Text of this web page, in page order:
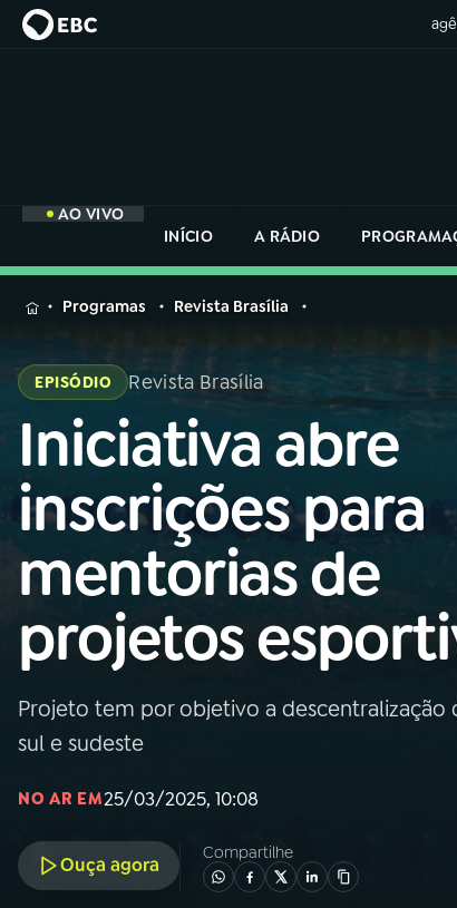
AO VIVO
INÍCIO
A RÁDIO
MENU
Buscar
na
Rádio
Nacional
Buscar
AO VIVO
01INÍCIO
02A RÁDIO
03PROGRAMAÇÃO
05 PODCASTS
na
Rádio
Nacional
Programas Revista Brasília
EPISÓDIO Revista Brasília
Iniciativa abre
inscrições para
mentorias de
projetos
Projeto tem por objetivo a
sul e sudeste
NO AR EM25/03/2025, 10:08
Ouça agora
Compartilhe